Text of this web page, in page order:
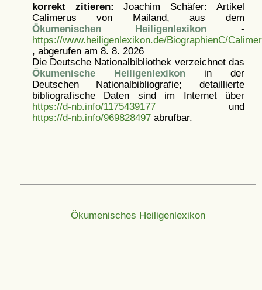
korrekt zitieren: Joachim Schäfer: Artikel
Calimerus von Mailand, aus dem
Ökumenischen Heiligenlexikon -
https://www.heiligenlexikon.de/BiographienC/
, abgerufen am 8. 8. 2026
Die Deutsche Nationalbibliothek verzeichnet das
Ökumenische Heiligenlexikonin der
Deutschen Nationalbibliografie; detaillierte
bibliografische Daten sind im Internet über
https://d-nb.info/1175439177und
https://d-nb.info/969828497abrufbar.
Ökumenisches Heiligenlexikon